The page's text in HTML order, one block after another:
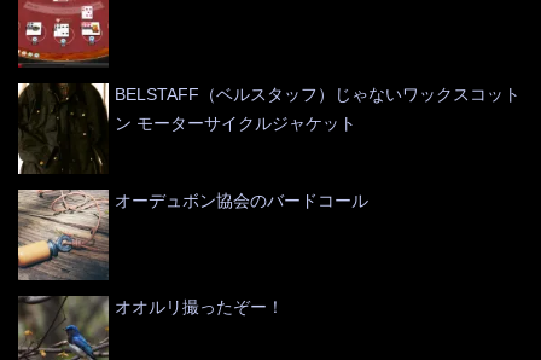
BELSTAFF（ベルスタッフ）じゃないワックスコット
ン モーターサイクルジャケット
オーデュボン協会のバードコール
オオルリ撮ったぞー！